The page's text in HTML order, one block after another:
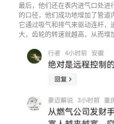
最后，他们还在表内进气口处进
的口径，他们成功地增加了管道
它通过吸气和排气来驱动连杆
大，齿轮的转速就越高，从而增